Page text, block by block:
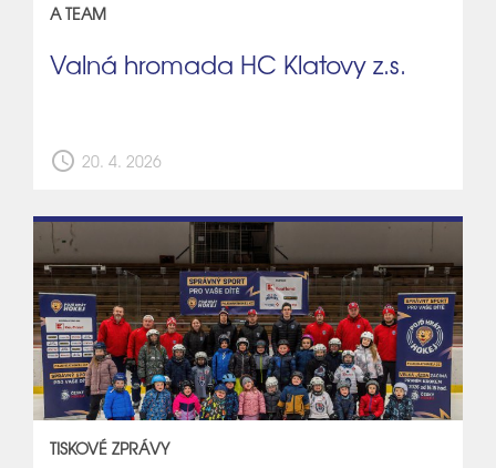
A TEAM
Valná hromada HC Klatovy z.s.
schedule 20. 4. 2026
TISKOVÉ ZPRÁVY